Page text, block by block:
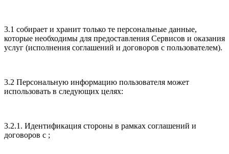
3.1 собирает и хранит только те персональные данные,
которые необходимы для предоставления Сервисов и оказания
услуг (исполнения соглашений и договоров с пользователем).
3.2 Персональную информацию пользователя может
использовать в следующих целях:
3.2.1. Идентификация стороны в рамках соглашений и
договоров с ;